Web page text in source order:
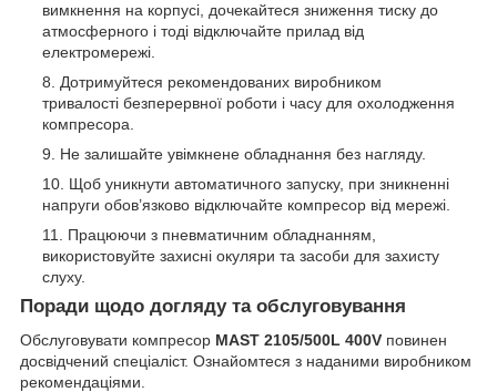
вимкнення на корпусі, дочекайтеся зниження тиску до
атмосферного і тоді відключайте прилад від
електромережі.
Дотримуйтеся рекомендованих виробником
тривалості безперервної роботи і часу для охолодження
компресора.
Не залишайте увімкнене обладнання без нагляду.
Щоб уникнути автоматичного запуску, при зникненні
напруги обов’язково відключайте компресор від мережі.
Працюючи з пневматичним обладнанням,
використовуйте захисні окуляри та засоби для захисту
слуху.
Поради щодо догляду та обслуговування
Обслуговувати компресор MAST 2105/500L 400V повинен
досвідчений спеціаліст. Ознайомтеся з наданими виробником
рекомендаціями.